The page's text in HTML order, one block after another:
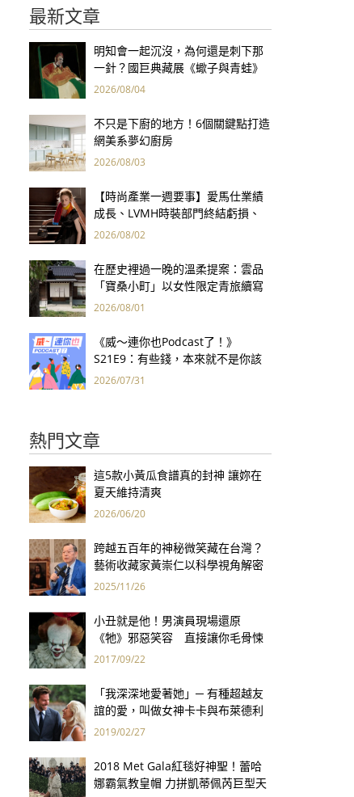
最新文章
明知會一起沉沒，為何還是刺下那
一針？國巨典藏展《蠍子與青蛙》
用66件名作拷問人性
2026/08/04
不只是下廚的地方！6個關鍵點打造
網美系夢幻廚房
2026/08/03
【時尚產業一週要事】愛馬仕業績
成長、LVMH時裝部門終結虧損、
Kering轉型策略初現成效、Prada
2026/08/02
在歷史裡過一晚的溫柔提案：雲品
「寶桑小町」以女性限定青旅續寫
台東老屋記憶
2026/08/01
《威～連你也Podcast了！》
S21E9：有些錢，本來就不是你該
賺的——讀《一個投機者的告白》
2026/07/31
熱門文章
這5款小黃瓜食譜真的封神 讓妳在
夏天維持清爽
2026/06/20
跨越五百年的神秘微笑藏在台灣？
藝術收藏家黃崇仁以科學視角解密
「最年輕的蒙娜麗莎」
2025/11/26
小丑就是他！男演員現場還原
《牠》邪惡笑容 直接讓你毛骨悚
然！
2017/09/22
「我深深地愛著她」─ 有種超越友
誼的愛，叫做女神卡卡與布萊德利
庫柏
2019/02/27
2018 Met Gala紅毯好神聖！蕾哈
娜霸氣教皇帽 力拼凱蒂佩芮巨型天